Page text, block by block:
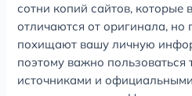
сотни копий сайтов, которые
отличаются от оригинала,
похищают вашу личную
поэтому важно
источниками и